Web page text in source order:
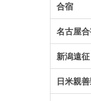
合宿
名古屋
新潟遠征
日米親